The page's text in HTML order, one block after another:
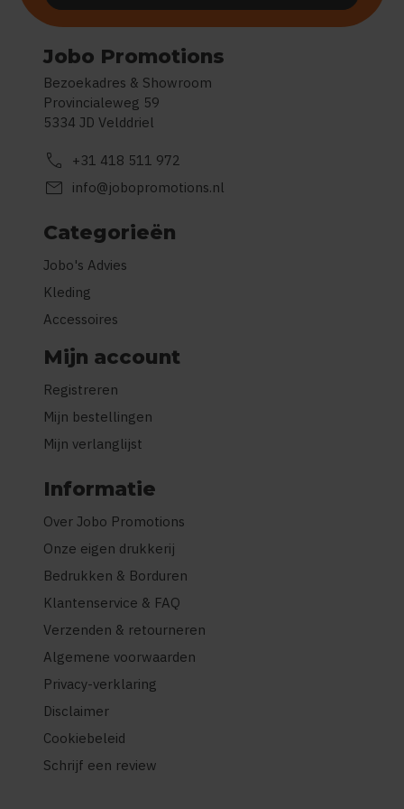
Jobo Promotions
Bezoekadres & Showroom
Provincialeweg 59
5334 JD Velddriel
call +31 418 511 972
mail info@jobopromotions.nl
Categorieën
Jobo's Advies
Kleding
Accessoires
Mijn account
Registreren
Mijn bestellingen
Mijn verlanglijst
Informatie
Over Jobo Promotions
Onze eigen drukkerij
Bedrukken & Borduren
Klantenservice & FAQ
Verzenden & retourneren
Algemene voorwaarden
Privacy-verklaring
Disclaimer
Cookiebeleid
Schrijf een review